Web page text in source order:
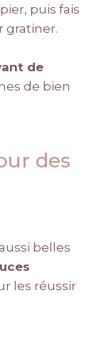
puis fais
gratiner.
de
de bien
des
belles
les réussir